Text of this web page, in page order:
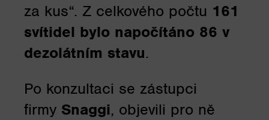
za kus“. Z celkového počtu 161
svítidel bylo napočítáno 86 v
dezolátním stavu.
Po konzultaci se zástupci
firmy Snaggi, objevili pro ně